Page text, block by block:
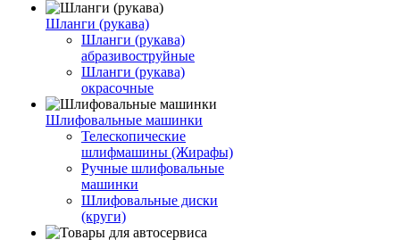
Шланги (рукава)
Шланги (рукава)
абразивоструйные
Шланги (рукава)
окрасочные
Шлифовальные машинки
Телескопические
шлифмашины (Жирафы)
Ручные шлифовальные
машинки
Шлифовальные диски
(круги)